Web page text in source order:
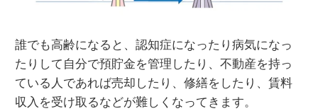
誰でも高齢になると、認知症になったり病気になっ
たりして自分で預貯金を管理したり、不動産を持っ
ている人であれば売却したり、修繕をしたり、賃料
収入を受け取るなどが難しくなってきます。